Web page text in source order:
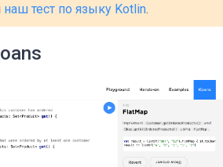
наш тест по языку Kotlin.